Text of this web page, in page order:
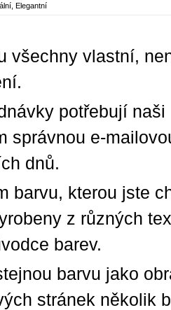
Elegantní
všechny vlastní,
potřebují
správnou e-
dnů.
barvu, kterou jste
z různých
barev.
barvu jako
stránek několik